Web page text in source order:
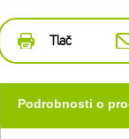
Tlač
Podrobnosti o